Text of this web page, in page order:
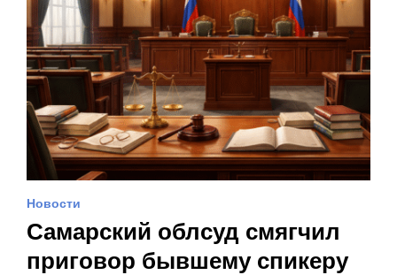
Новости
Самарский облсуд смягчил
приговор бывшему спикеру